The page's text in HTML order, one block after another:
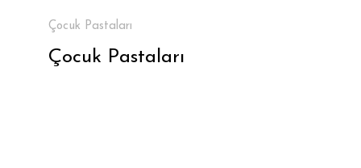
Çocuk Pastaları
Çocuk Pastaları